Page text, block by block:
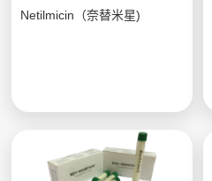
Netilmicin（奈替米星)